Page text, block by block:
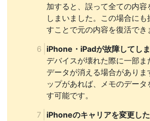
加すると、誤って全ての内容
しまいました。この場合にも
すことで元の内容を復活でき
iPhone・iPadが故障してし
デバイスが壊れた際に一部ま
データが消える場合がありま
ップがあれば、メモのデー
す可能です。
iPhoneのキャリアを変更した